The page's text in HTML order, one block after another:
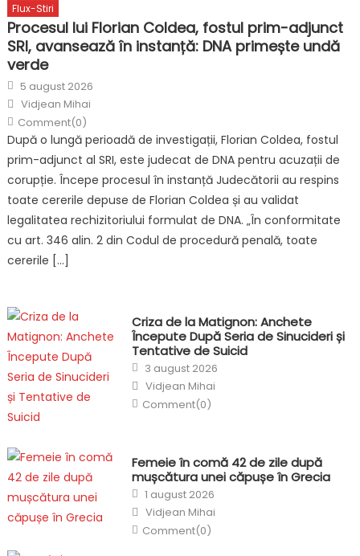
Flux-Stiri
Procesul lui Florian Coldea, fostul prim-adjunct
SRI, avansează în instanță: DNA primește undă
verde
Posted
on
5 august 2026
Author
Vidjean Mihai
Comment(0)
După o lungă perioadă de investigații, Florian Coldea, fostul
prim-adjunct al SRI, este judecat de DNA pentru acuzații de
corupție. Începe procesul în instanță Judecătorii au respins
toate cererile depuse de Florian Coldea și au validat
legalitatea rechizitoriului formulat de DNA. „În conformitate
cu art. 346 alin. 2 din Codul de procedură penală, toate
cererile […]
Criza de la Matignon: Anchete
Începute După Seria de Sinucideri și
Tentative de Suicid
Posted
on
3 august 2026
Author
Vidjean Mihai
Comment(0)
Femeie în comă 42 de zile după
mușcătura unei căpușe în Grecia
Posted
on
1 august 2026
Author
Vidjean Mihai
Comment(0)